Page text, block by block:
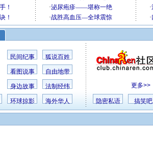
民间纪事 狐说百姓
看图说事 自由地带
身边故事 法制经纬
环球掠影 海外华人
更多>>
隐密私语 搞笑吧